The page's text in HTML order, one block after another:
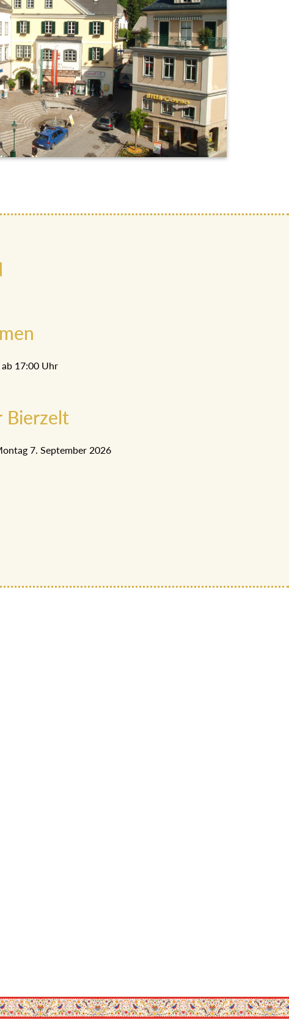
17:00 Uhr
Bierzelt
7. September 2026